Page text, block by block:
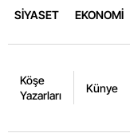
SİYASET EKONOMİ
Köşe
Yazarları
Künye